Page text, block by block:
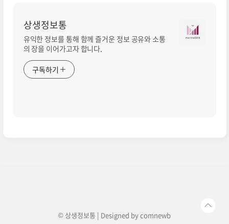
상생정보통
유익한 정보를 통해 함께 즐거운 정보 공유와 소통
의 장을 이어가고자 합니다.
구독하기
© 상생정보통 | Designed bycomnewb